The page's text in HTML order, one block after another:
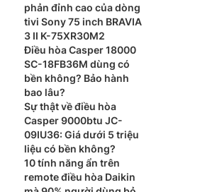
phản đỉnh cao của dòng
tivi Sony 75 inch BRAVIA
3 II K-75XR30M2
Điều hòa Casper 18000
SC-18FB36M dùng có
bền không? Bảo hành
bao lâu?
Sự thật về điều hòa
Casper 9000btu JC-
09IU36: Giá dưới 5 triệu
liệu có bền không?
10 tính năng ẩn trên
remote điều hòa Daikin